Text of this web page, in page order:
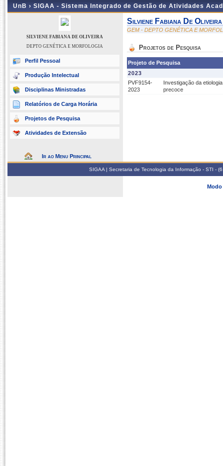
UnB › SIGAA - Sistema Integrado de Gestão de Atividades
SILVIENE FABIANA DE OLIVEIRA
DEPTO GENÉTICA E MORFOLOGIA
Perfil Pessoal
Produção Intelectual
Disciplinas Ministradas
Relatórios de Carga Horária
Projetos de Pesquisa
Atividades de Extensão
Ir ao Menu Principal
Silviene Fabiana De Oliveira
GEM - DEPTO GENÉTICA E
Projetos de Pesquisa
Projeto de Pesquisa
2023
PVF9154-
2023
Investigação da
precoce
SIGAA | Secretaria de Tecnologia da Informação - STI -
Modo